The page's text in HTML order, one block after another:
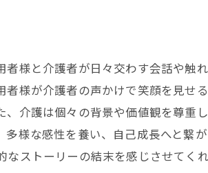
様と介護者が日々交わす会話や触
様が介護者の声かけで笑顔を見せ
介護は個々の背景や価値観を尊重
様な感性を養い、自己成長へと繋
ストーリーの結末を感じさせてくれ